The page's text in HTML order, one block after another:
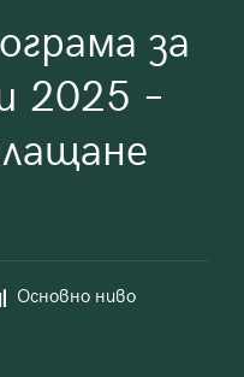
за
2025 –
Основно ниво